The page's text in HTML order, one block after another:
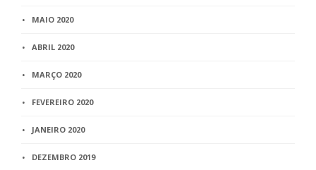
MAIO 2020
ABRIL 2020
MARÇO 2020
FEVEREIRO 2020
JANEIRO 2020
DEZEMBRO 2019